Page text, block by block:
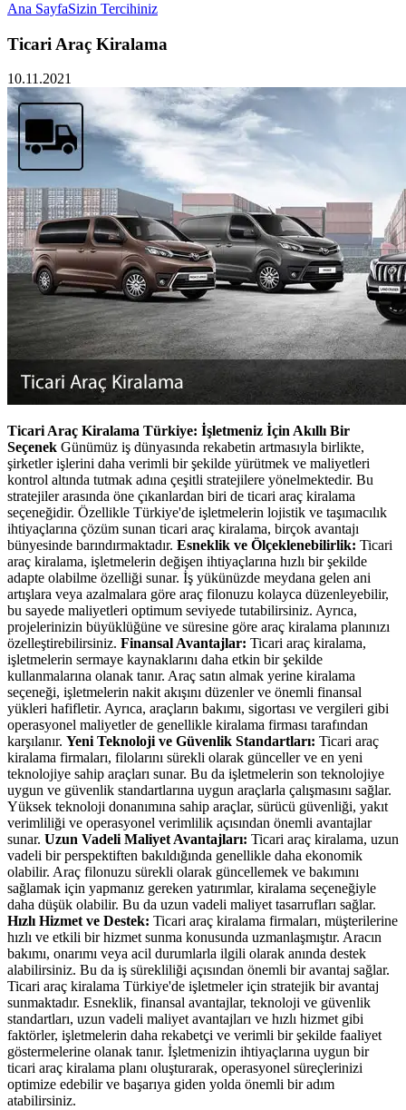
Ana SayfaSizin Tercihiniz
Ticari Araç Kiralama
10.11.2021
Ticari Araç Kiralama Türkiye: İşletmeniz İçin Akıllı Bir
Seçenek Günümüz iş dünyasında rekabetin artmasıyla birlikte,
şirketler işlerini daha verimli bir şekilde yürütmek ve maliyetleri
kontrol altında tutmak adına çeşitli stratejilere yönelmektedir. Bu
stratejiler arasında öne çıkanlardan biri de ticari araç kiralama
seçeneğidir. Özellikle Türkiye'de işletmelerin lojistik ve taşımacılık
ihtiyaçlarına çözüm sunan ticari araç kiralama, birçok avantajı
bünyesinde barındırmaktadır. Esneklik ve Ölçeklenebilirlik: Ticari
araç kiralama, işletmelerin değişen ihtiyaçlarına hızlı bir şekilde
adapte olabilme özelliği sunar. İş yükünüzde meydana gelen ani
artışlara veya azalmalara göre araç filonuzu kolayca düzenleyebilir,
bu sayede maliyetleri optimum seviyede tutabilirsiniz. Ayrıca,
projelerinizin büyüklüğüne ve süresine göre araç kiralama planınızı
özelleştirebilirsiniz. Finansal Avantajlar: Ticari araç kiralama,
işletmelerin sermaye kaynaklarını daha etkin bir şekilde
kullanmalarına olanak tanır. Araç satın almak yerine kiralama
seçeneği, işletmelerin nakit akışını düzenler ve önemli finansal
yükleri hafifletir. Ayrıca, araçların bakımı, sigortası ve vergileri gibi
operasyonel maliyetler de genellikle kiralama firması tarafından
karşılanır. Yeni Teknoloji ve Güvenlik Standartları: Ticari araç
kiralama firmaları, filolarını sürekli olarak günceller ve en yeni
teknolojiye sahip araçları sunar. Bu da işletmelerin son teknolojiye
uygun ve güvenlik standartlarına uygun araçlarla çalışmasını sağlar.
Yüksek teknoloji donanımına sahip araçlar, sürücü güvenliği, yakıt
verimliliği ve operasyonel verimlilik açısından önemli avantajlar
sunar. Uzun Vadeli Maliyet Avantajları: Ticari araç kiralama, uzun
vadeli bir perspektiften bakıldığında genellikle daha ekonomik
olabilir. Araç filonuzu sürekli olarak güncellemek ve bakımını
sağlamak için yapmanız gereken yatırımlar, kiralama seçeneğiyle
daha düşük olabilir. Bu da uzun vadeli maliyet tasarrufları sağlar.
Hızlı Hizmet ve Destek: Ticari araç kiralama firmaları, müşterilerine
hızlı ve etkili bir hizmet sunma konusunda uzmanlaşmıştır. Aracın
bakımı, onarımı veya acil durumlarla ilgili olarak anında destek
alabilirsiniz. Bu da iş sürekliliği açısından önemli bir avantaj sağlar.
Ticari araç kiralama Türkiye'de işletmeler için stratejik bir avantaj
sunmaktadır. Esneklik, finansal avantajlar, teknoloji ve güvenlik
standartları, uzun vadeli maliyet avantajları ve hızlı hizmet gibi
faktörler, işletmelerin daha rekabetçi ve verimli bir şekilde faaliyet
göstermelerine olanak tanır. İşletmenizin ihtiyaçlarına uygun bir
ticari araç kiralama planı oluşturarak, operasyonel süreçlerinizi
optimize edebilir ve başarıya giden yolda önemli bir adım
atabilirsiniz.